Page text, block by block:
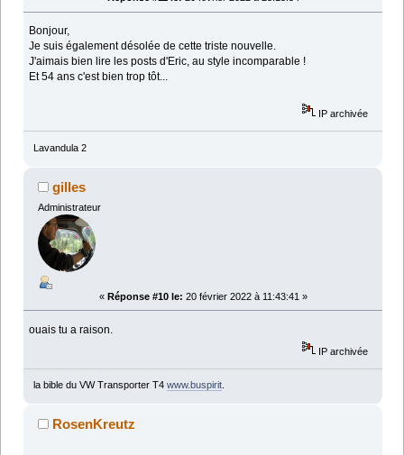
Bonjour,
Je suis également désolée de cette triste nouvelle.
J'aimais bien lire les posts d'Eric, au style incomparable !
Et 54 ans c'est bien trop tôt...
IP archivée
Lavandula 2
gilles
Administrateur
« Réponse #10 le: 20 février 2022 à 11:43:41 »
ouais tu a raison.
IP archivée
la bible du VW Transporter T4 www.buspirit.
RosenKreutz